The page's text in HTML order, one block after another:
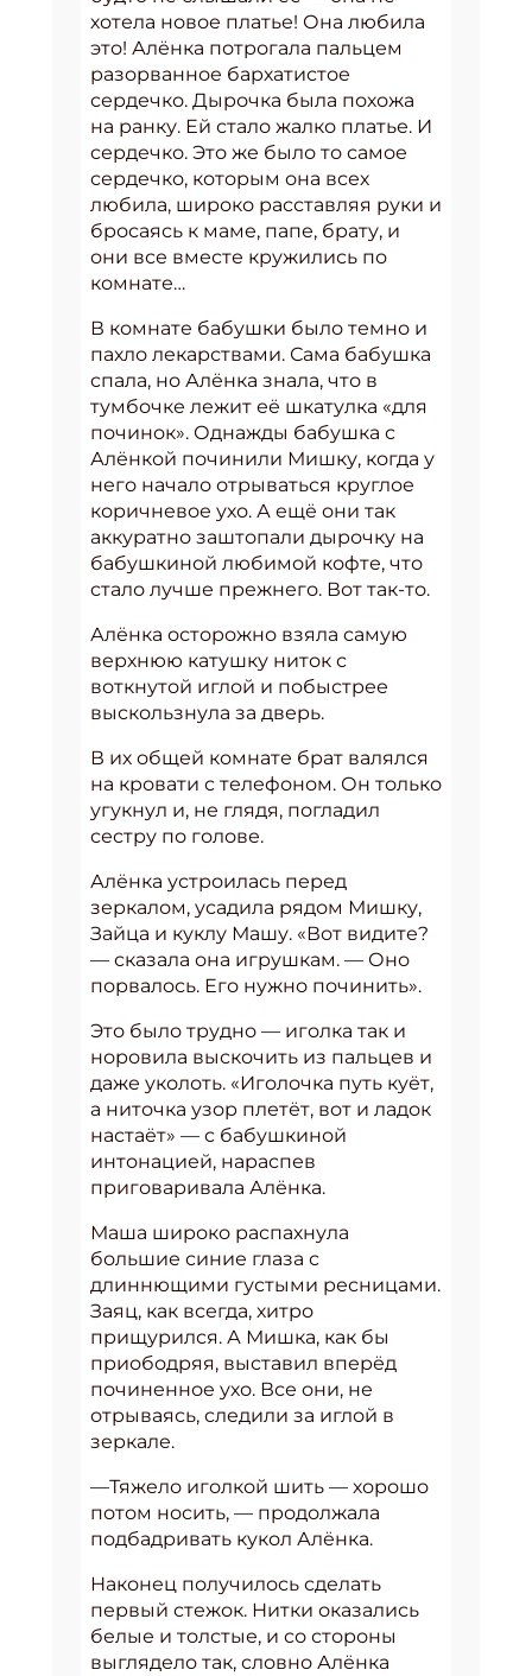
хотела новое платье! Она любила
это! Алёнка потрогала пальцем
разорванное бархатистое
сердечко. Дырочка была похожа
на ранку. Ей стало жалко платье. И
сердечко. Это же было то самое
сердечко, которым она всех
любила, широко расставляя руки и
бросаясь к маме, папе, брату, и
они все вместе кружились по
комнате…
В комнате бабушки было темно и
пахло лекарствами. Сама бабушка
спала, но Алёнка знала, что в
тумбочке лежит её шкатулка «для
починок». Однажды бабушка с
Алёнкой починили Мишку, когда у
него начало отрываться круглое
коричневое ухо. А ещё они так
аккуратно заштопали дырочку на
бабушкиной любимой кофте, что
стало лучше прежнего. Вот так-то.
Алёнка осторожно взяла самую
верхнюю катушку ниток с
воткнутой иглой и побыстрее
выскользнула за дверь.
В их общей комнате брат валялся
на кровати с телефоном. Он только
угукнул и, не глядя, погладил
сестру по голове.
Алёнка устроилась перед
зеркалом, усадила рядом Мишку,
Зайца и куклу Машу. «Вот видите?
— сказала она игрушкам. — Оно
порвалось. Его нужно починить».
Это было трудно — иголка так и
норовила выскочить из пальцев и
даже уколоть. «Иголочка путь куёт,
а ниточка узор плетёт, вот и ладок
настаёт» — с бабушкиной
интонацией, нараспев
приговаривала Алёнка.
Маша широко распахнула
большие синие глаза с
длиннющими густыми ресницами.
Заяц, как всегда, хитро
прищурился. А Мишка, как бы
приободряя, выставил вперёд
починенное ухо. Все они, не
отрываясь, следили за иглой в
зеркале.
—Тяжело иголкой шить — хорошо
потом носить, — продолжала
подбадривать кукол Алёнка.
Наконец получилось сделать
первый стежок. Нитки оказались
белые и толстые, и со стороны
выглядело так, словно Алёнка